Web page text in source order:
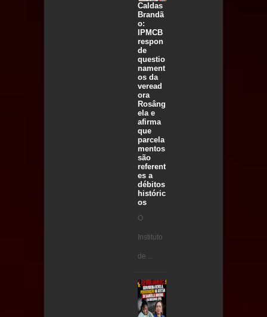
Caldas
Brandã
o:
IPMCB
respon
de
questio
nament
os da
veread
ora
Rosâng
ela e
afirma
que
parcela
mentos
são
referent
es a
débitos
históric
os
O
Instituto
de ...